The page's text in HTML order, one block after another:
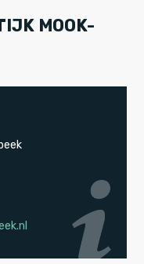
MOOK-